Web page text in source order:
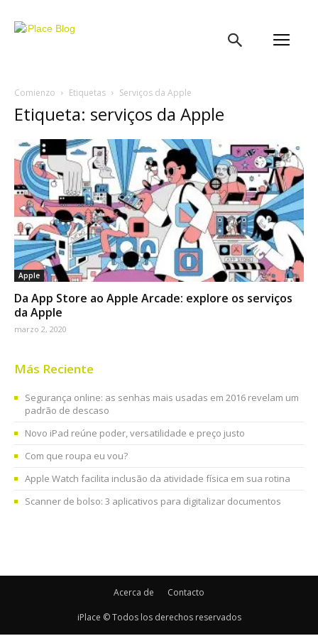
Comienzo Etiquetas Serviços da Apple
Etiqueta: serviços da Apple
Apple
Da App Store ao Apple Arcade: explore os serviços
da Apple
marzo 2, 2020
Más Reciente
Segurança online: as senhas mais usadas em 2016 revelam um
padrão de descaso
Novo iPad reúne poder, versatilidade e preço justo
Com que roupa eu vou?
Apple Watch facilita inclusão da atividade física em sua rotina
Scanner de bolso: 3 aplicativos para digitalizar documentos
Acerca de Contacto
iPlace © Todos los derechos reservados